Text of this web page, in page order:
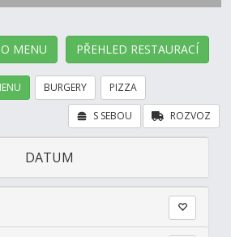
MENU PŘEHLED RESTAURACÍ
BURGERY PIZZA
ROZVOZ
S SEBOU
DATUM